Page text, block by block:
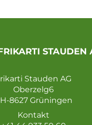
STAUDEN
Stauden AG
Oberzelg6
8627 Grüningen
Kontakt